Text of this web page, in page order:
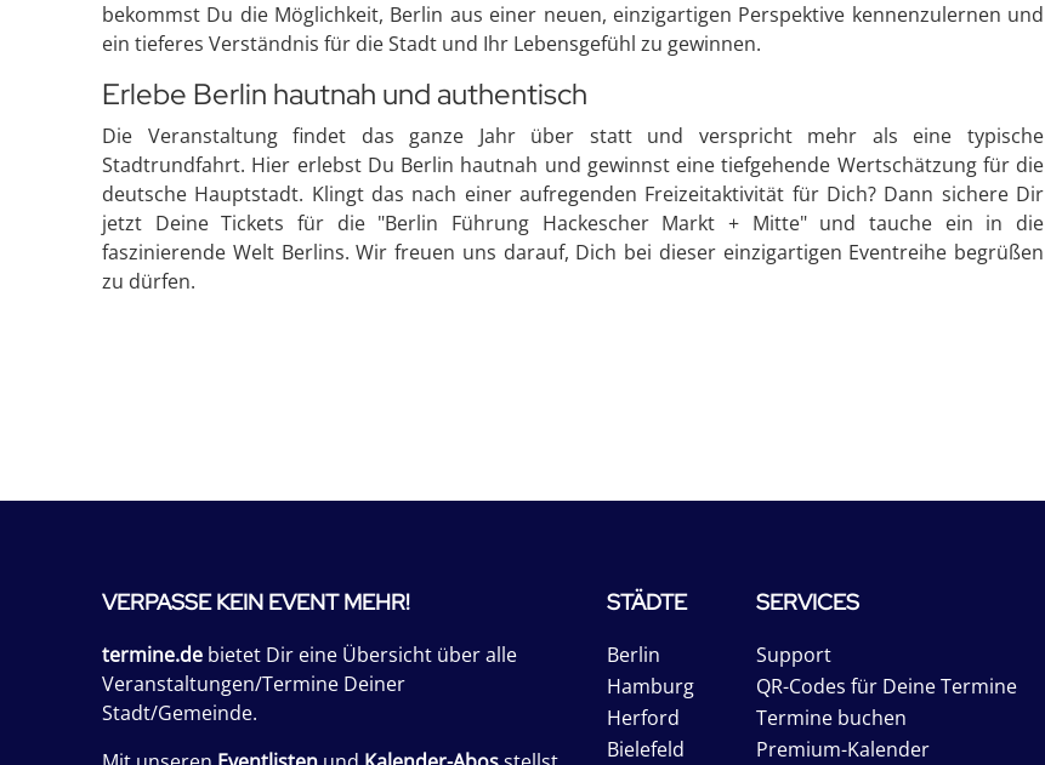
bekommst Du die Möglichkeit, Berlin aus einer neuen, einzigartigen Perspektive kennenzulernen und
ein tieferes Verständnis für die Stadt und Ihr Lebensgefühl zu gewinnen.
Erlebe Berlin hautnah und authentisch
Die Veranstaltung findet das ganze Jahr über statt und verspricht mehr als eine typische
Stadtrundfahrt. Hier erlebst Du Berlin hautnah und gewinnst eine tiefgehende Wertschätzung für die
deutsche Hauptstadt. Klingt das nach einer aufregenden Freizeitaktivität für Dich? Dann sichere Dir
jetzt Deine Tickets für die "Berlin Führung Hackescher Markt + Mitte" und tauche ein in die
faszinierende Welt Berlins. Wir freuen uns darauf, Dich bei dieser einzigartigen Eventreihe begrüßen
zu dürfen.
VERPASSE KEIN EVENT MEHR!
termine.de bietet Dir eine Übersicht über alle
Veranstaltungen/Termine Deiner
Stadt/Gemeinde.
STÄDTE
Berlin
Hamburg
Herford
Bielefeld
SERVICES
Support
QR-Codes für Deine Termine
Termine buchen
Premium-Kalender